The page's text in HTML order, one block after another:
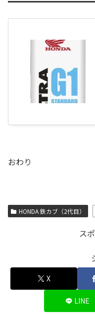
おわり
HONDA 鉄カブ（2代目）
ス
X
LINE